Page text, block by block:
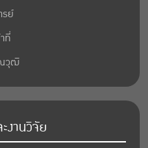
ย์
ที่
วุฒิ
งานวิจัย